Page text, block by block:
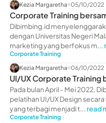
Kezia Margaretha 05/10/2022
Corporate Training
dibimbing.id
Dibimbing.id
dengan Universitas Negeri
marketing yang berfokus m...
Corporate Training
Kezia Margaretha 06/10/2022
UI/UX Corporate Training
Pada bulan April - Mei 2022,
pelatihan UI/UX Design
yang terbagi menjadi t... read
Corporate Training